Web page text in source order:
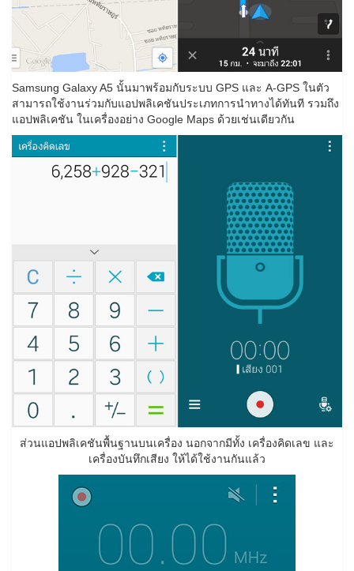
Samsung Galaxy A5 นั้นมาพร้อมกับระบบ GPS และ A-GPS ในตัว
สามารถใช้งานร่วมกับแอปพลิเคชันประเภทการนำทางได้ทันที รวมถึง
แอปพลิเคชัน ในเครื่องอย่าง Google Maps ด้วยเช่นเดียวกัน
ส่วนแอปพลิเคชันพื้นฐานบนเครื่อง นอกจากมีทั้ง เครื่องคิดเลข และ
เครื่องบันทึกเสียง ให้ได้ใช้งานกันแล้ว